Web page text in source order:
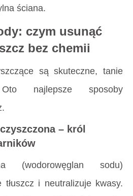
ściana.
czym usunąć
bez chemii
są skuteczne, tanie
najlepsze sposoby
– król
(wodorowęglan sodu)
tłuszcz i neutralizuje kwasy.